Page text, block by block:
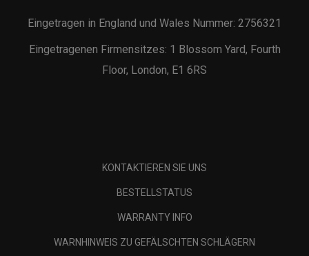
Eingetragen in England und Wales Nummer: 2756321
Eingetragenen Firmensitzes: 1 Blossom Yard, Fourth
Floor, London, E1 6RS
KONTAKTIEREN SIE UNS
BESTELLSTATUS
WARRANTY INFO
WARNHINWEIS ZU GEFÄLSCHTEN SCHLÄGERN